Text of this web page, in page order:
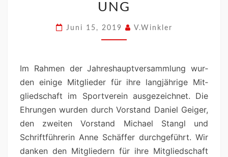
UNG
Juni 15, 2019 V.Winkler
Im Rah­men der Jahre­shauptver­samm­lung wur­
den einige Mit­glieder für ihre langjährige Mit­
glied­schaft im Sportvere­in aus­geze­ich­net. Die
Ehrun­gen wur­den durch Vor­stand Daniel Geiger,
den zweit­en Vor­stand Michael Stan­gl und
Schrift­führerin Anne Schäf­fer durchge­führt. Wir
danken den Mit­gliedern für ihre Mit­glied­schaft